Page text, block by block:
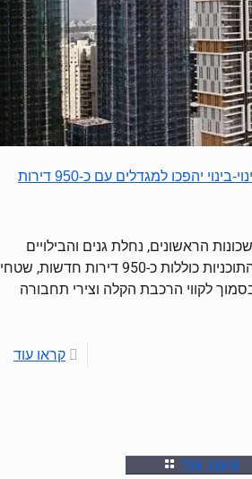
רמת גן: שלושה מתחמי פינוי-בינוי יהפכו למגדלים עם כ-950 דירות
הראשונים, נחלת גנים והבילויים
הופקדו בוועדה המחוזית. התוכניות כוללות כ-950 דירות חדשות, שטחי
לקווי הרכבת הקלה וצירי תחבורה
קראו עוד
טענו עוד